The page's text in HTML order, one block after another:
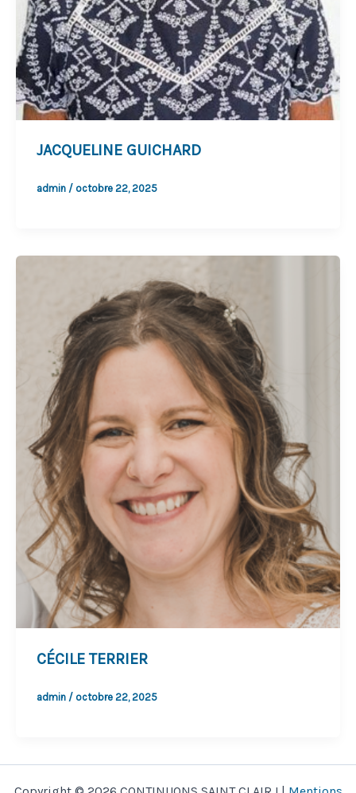
JACQUELINE GUICHARD
admin / octobre 22, 2025
CÉCILE TERRIER
admin / octobre 22, 2025